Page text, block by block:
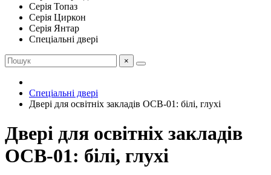
Серія Топаз
Серія Циркон
Серія Янтар
Спеціальні двері
×
Спеціальні двері
Двері для освітніх закладів ОСВ-01: білі, глухі
Двері для освітніх закладів
ОСВ-01: білі, глухі